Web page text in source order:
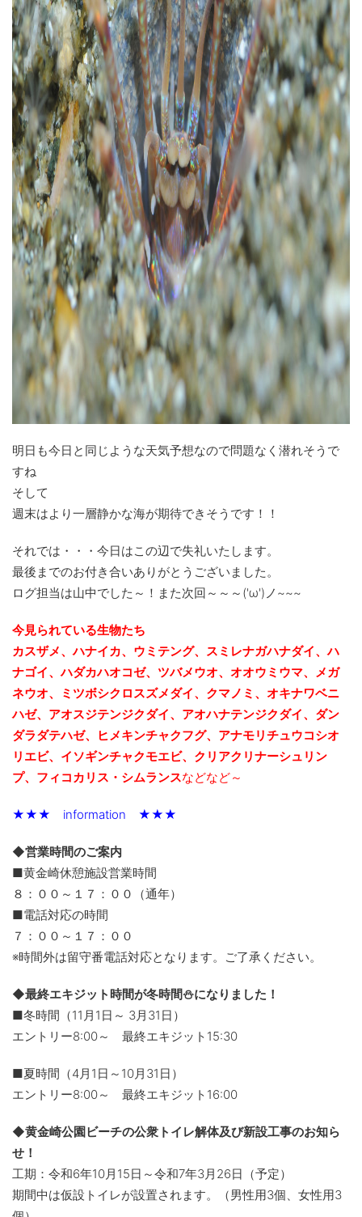
明日も今日と同じような天気予想なので問題なく潜れそうで
すね
そして
週末はより一層静かな海が期待できそうです！！
それでは・・・今日はこの辺で失礼いたします。
最後までのお付き合いありがとうございました。
ログ担当は山中でした～！また次回～～～('ω')ノ~~~
今見られている生物たち
カスザメ、ハナイカ、ウミテング、スミレナガハナダイ、ハ
ナゴイ、ハダカハオコゼ、ツバメウオ、オオウミウマ、メガ
ネウオ、ミツボシクロスズメダイ、クマノミ、オキナワベニ
ハゼ、アオスジテンジクダイ、 アオハナテンジクダイ、ダン
ダラダテハゼ、ヒメキンチャクフグ、アナモリチュウコシオ
リエビ、 イソギンチャクモエビ、クリアクリナーシュリン
プ、フィコカリス・シムランスなどなど～
★★★ information ★★★
◆営業時間のご案内
■黄金崎休憩施設営業時間
８：００～１７：００（通年）
■電話対応の時間
７：００～１７：００
※時間外は留守番電話対応となります。ご了承ください。
◆最終エキジット時間が冬時間⛄になりました！
■冬時間（11月1日～ 3月31日）
エントリー8:00～ 最終エキジット15:30
■夏時間（4月1日～10月31日）
エントリー8:00～ 最終エキジット16:00
◆黄金崎公園ビーチの公衆トイレ解体及び新設工事のお知ら
せ！
工期：令和6年10月15日～令和7年3月26日（予定）
期間中は仮設トイレが設置されます。（男性用3個、女性用3